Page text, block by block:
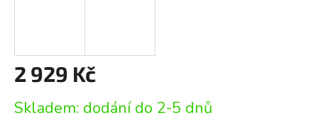
2 929 Kč
cena:
Skladem: dodání do 2-5 dnů